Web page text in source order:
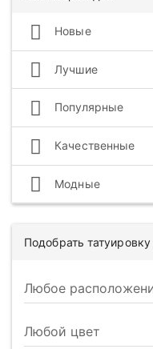
Новые
Лучшие
Популярные
Качественные
Модные
Подобрать татуировку